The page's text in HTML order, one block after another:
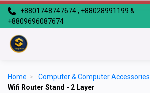
+8801748747674 , +88028991199 &
+8809696087674
Home > Computer & Computer Accessories
Wifi Router Stand - 2 Layer